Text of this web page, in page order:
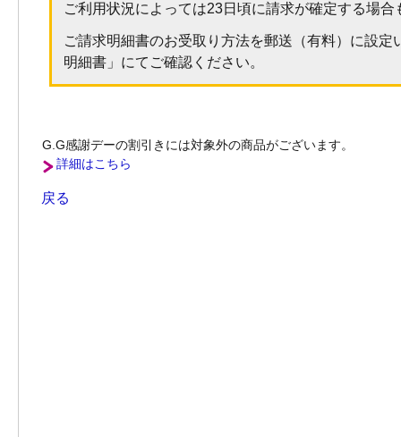
ご利用状況によっては23日頃に請求が確定する場合
ご請求明細書のお受取り方法を郵送（有料）に設
明細書」にてご確認ください。
G.G感謝デーの割引きには対象外の商品がございます。
詳細はこちら
戻る